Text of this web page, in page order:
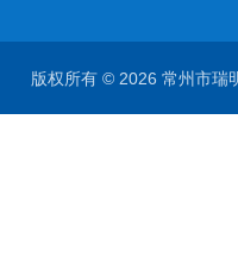
版权所有 © 2026 常州市